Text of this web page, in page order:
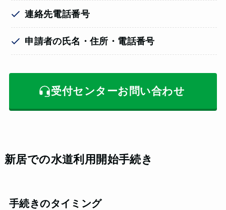
連絡先電話番号
申請者の氏名・住所・電話番号
受付センターお問い合わせ
新居での水道利用開始手続き
手続きのタイミング